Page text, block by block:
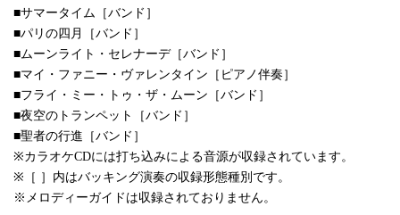
■サマータイム［バンド］
■パリの四月［バンド］
■ムーンライト・セレナーデ［バンド］
■マイ・ファニー・ヴァレンタイン［ピアノ伴奏］
■フライ・ミー・トゥ・ザ・ムーン［バンド］
■夜空のトランペット［バンド］
■聖者の行進［バンド］
※カラオケCDには打ち込みによる音源が収録されています。
※［ ］内はバッキング演奏の収録形態種別です。
※メロディーガイドは収録されておりません。